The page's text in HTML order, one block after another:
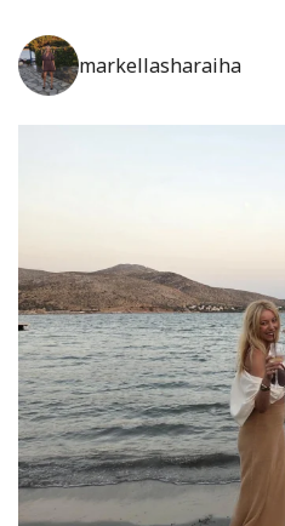
markellasharaiha